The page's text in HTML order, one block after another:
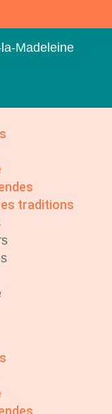
Madeleine
traditions